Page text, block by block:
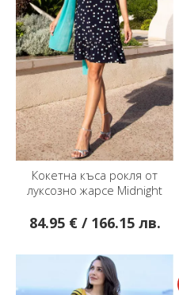
Кокетна къса рокля от
луксозно жарсе Midnight
84.95 € / 166.15 лв.